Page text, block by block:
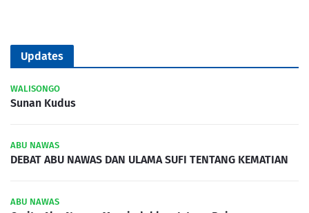
Updates
WALISONGO
Sunan Kudus
ABU NAWAS
DEBAT ABU NAWAS DAN ULAMA SUFI TENTANG KEMATIAN
ABU NAWAS